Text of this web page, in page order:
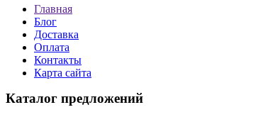
Главная
Блог
Доставка
Оплата
Контакты
Карта сайта
Каталог предложений